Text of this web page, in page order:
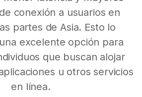
conexión a usuarios en
partes de Asia. Esto lo
excelente opción para
que buscan alojar
u otros servicios
en línea.